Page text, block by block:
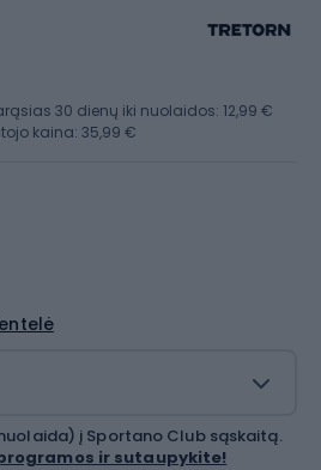
30 dienų iki nuolaidos: 12,99 €
kaina: 35,99 €
į Sportano Club sąskaitą.
ir sutaupykite!